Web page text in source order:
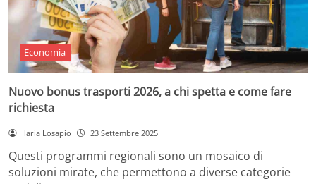
Economia
Nuovo bonus trasporti 2026, a chi spetta e come fare
richiesta
Ilaria Losapio 23 Settembre 2025
Questi programmi regionali sono un mosaico di
soluzioni mirate, che permettono a diverse categorie